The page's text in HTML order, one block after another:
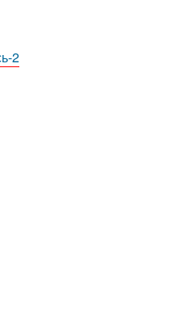
2